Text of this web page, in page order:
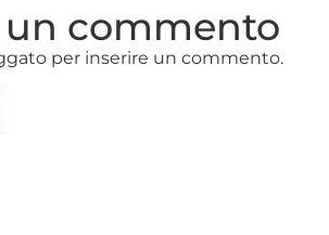
un commento
per inserire un commento.